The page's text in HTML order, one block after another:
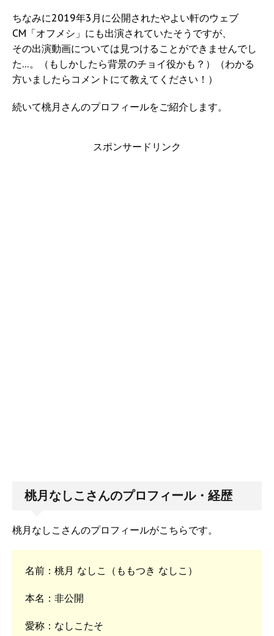
ちなみに2019年3月に公開されたやよい軒のウェブ
CM「オフメシ」にも出演されていたそうですが、
その出演動画については見つけることができませんでし
た…。（もしかしたら背景のチョイ役かも？）（わかる
方いましたらコメントにて教えてください！）
続いて桃月さんのプロフィールをご紹介します。
スポンサードリンク
桃月なしこさんのプロフィール・経歴
桃月なしこさんのプロフィールがこちらです。
名前：桃月 なしこ（ももつき なしこ）
本名：非公開
愛称：なしこたそ